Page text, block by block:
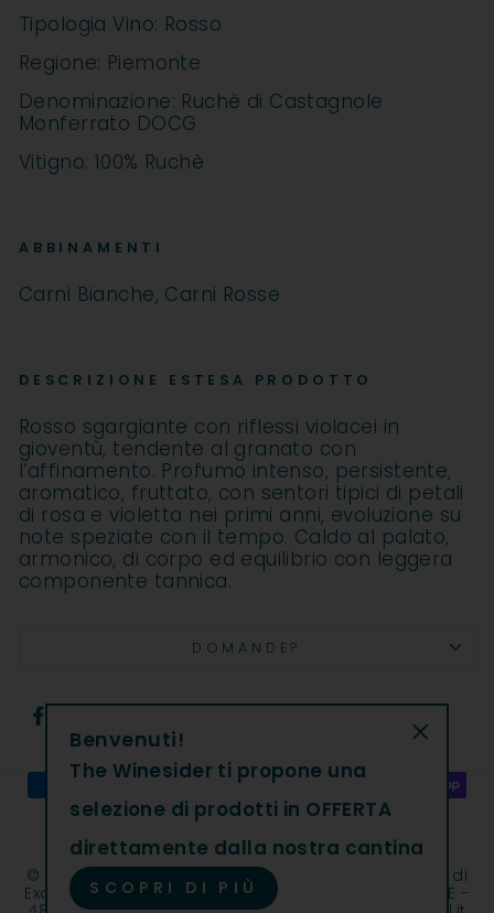
Tipologia Vino: Rosso
Regione: Piemonte
Denominazione: Ruchè di Castagnole
Monferrato DOCG
Vitigno: 100% Ruchè
ABBINAMENTI
Carni Bianche, Carni Rosse
DESCRIZIONE ESTESA PRODOTTO
Rosso sgargiante con riflessi violacei in
gioventù, tendente al granato con
l’affinamento. Profumo intenso, persistente,
aromatico, fruttato, con sentori tipici di petali
di rosa e violetta nei primi anni, evoluzione su
note speziate con il tempo. Caldo al palato,
armonico, di corpo ed equilibrio con leggera
componente tannica.
DOMANDE?
Condividi
su
Facebook
Condividi
© 2026 The Winesider | The Winesider è un marchio di
Excantia Srl | Cap. Soc. int. vers. € 930.294,51 | REA GE -
Benvenuti!
The Winesider ti propone una
selezione di prodotti in OFFERTA
direttamente dalla nostra cantina
SCOPRI DI PIÙ